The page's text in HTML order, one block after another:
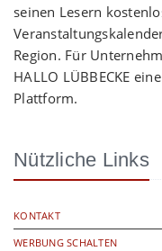
seinen Lesern
Region. Für
HALLO LÜBBECKE
Plattform.
Nützliche Links
KONTAKT
WERBUNG SCHALTEN